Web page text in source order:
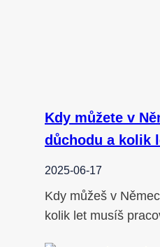
Kdy můžete v
důchodu a kolik
2025-06-17
Kdy můžeš v
kolik let musíš